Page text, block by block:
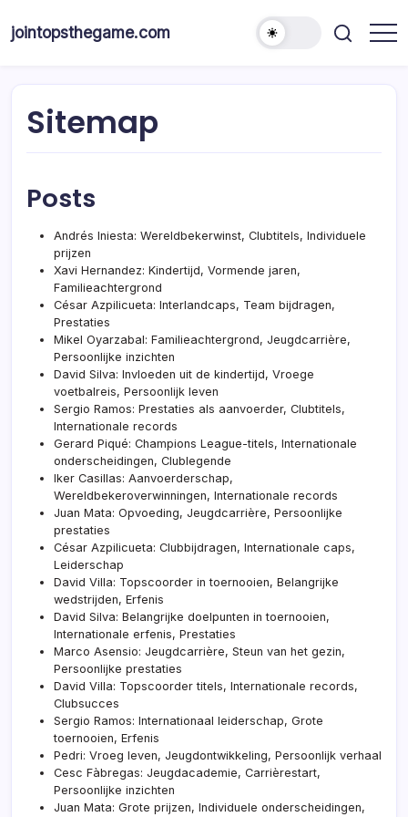
jointopsthegame.com
Sitemap
Posts
Andrés Iniesta: Wereldbekerwinst, Clubtitels, Individuele
prijzen
Xavi Hernandez: Kindertijd, Vormende jaren,
Familieachtergrond
César Azpilicueta: Interlandcaps, Team bijdragen,
Prestaties
Mikel Oyarzabal: Familieachtergrond, Jeugdcarrière,
Persoonlijke inzichten
David Silva: Invloeden uit de kindertijd, Vroege
voetbalreis, Persoonlijk leven
Sergio Ramos: Prestaties als aanvoerder, Clubtitels,
Internationale records
Gerard Piqué: Champions League-titels, Internationale
onderscheidingen, Clublegende
Iker Casillas: Aanvoerderschap,
Wereldbekeroverwinningen, Internationale records
Juan Mata: Opvoeding, Jeugdcarrière, Persoonlijke
prestaties
César Azpilicueta: Clubbijdragen, Internationale caps,
Leiderschap
David Villa: Topscoorder in toernooien, Belangrijke
wedstrijden, Erfenis
David Silva: Belangrijke doelpunten in toernooien,
Internationale erfenis, Prestaties
Marco Asensio: Jeugdcarrière, Steun van het gezin,
Persoonlijke prestaties
David Villa: Topscoorder titels, Internationale records,
Clubsucces
Sergio Ramos: Internationaal leiderschap, Grote
toernooien, Erfenis
Pedri: Vroeg leven, Jeugdontwikkeling, Persoonlijk verhaal
Cesc Fàbregas: Jeugdacademie, Carrièrestart,
Persoonlijke inzichten
Juan Mata: Grote prijzen, Individuele onderscheidingen,